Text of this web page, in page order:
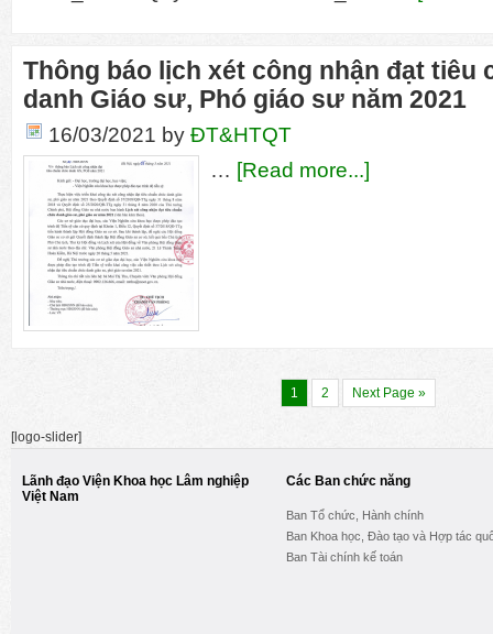
Thông báo lịch xét công nhận đạt tiêu
danh Giáo sư, Phó giáo sư năm 2021
16/03/2021 by ĐT&HTQT
… [Read more...]
1 2 Next Page »
[logo-slider]
Lãnh đạo Viện Khoa học Lâm nghiệp
Việt Nam
Các Ban chức năng
Ban Tổ chức, Hành chính
Ban Khoa học, Đào tạo và Hợp tác
Ban Tài chính kế toán